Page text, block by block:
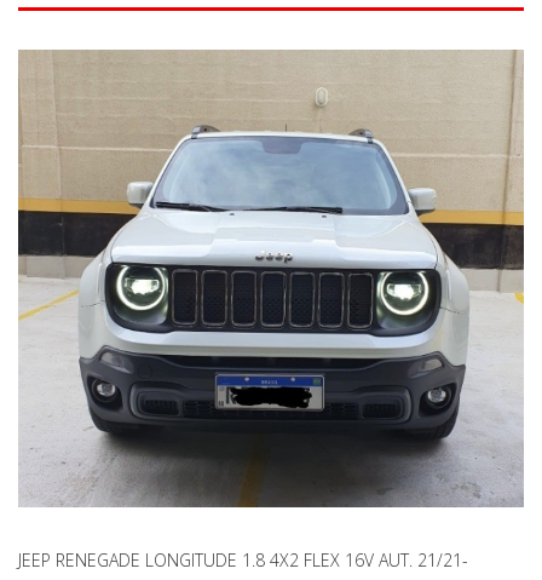
JEEP RENEGADE LONGITUDE 1.8 4X2 FLEX 16V AUT. 21/21-